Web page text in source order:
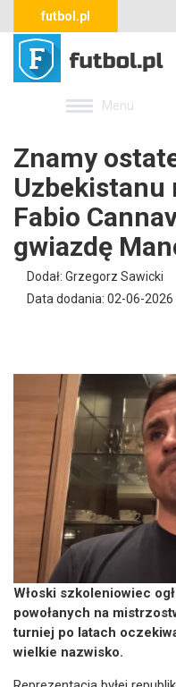
futbol.pl
Menu
Znamy
Uzbekistanu
Fabio
gwiazdę
Dodał: Grzegorz Sawicki
Data dodania: 02-06-2026
Włoski szkoleniowiec
powołanych na
turniej po latach
wielkie nazwisko.